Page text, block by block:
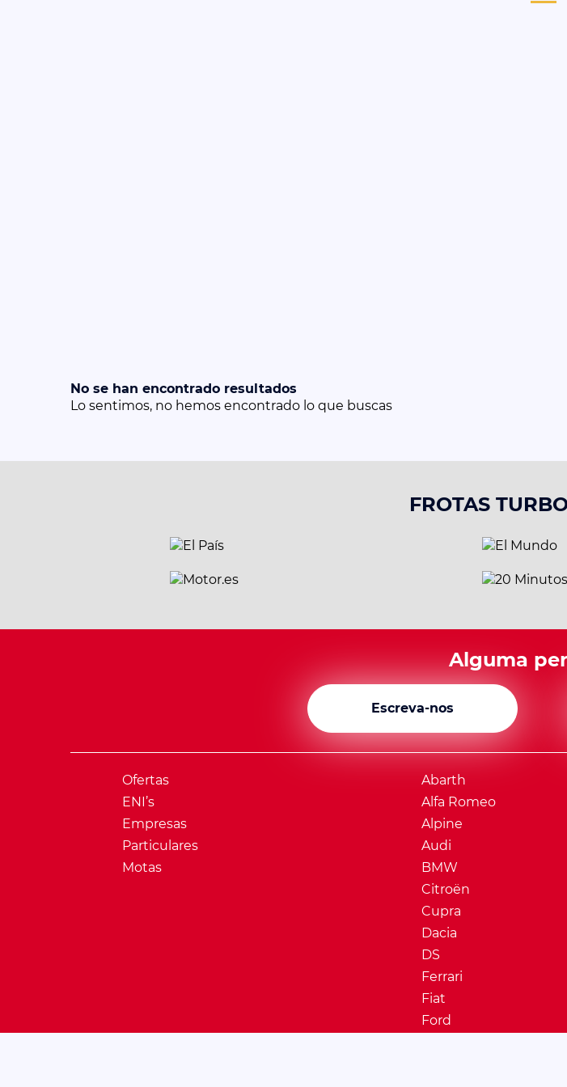
No se han encontrado resultados
Lo sentimos, no hemos encontrado lo que buscas
FROTAS
Alguma
Escreva-nos
Ofertas
ENI’s
Empresas
Particulares
Motas
Abarth
Alfa Romeo
Alpine
Audi
BMW
Citroën
Cupra
Dacia
DS
Ferrari
Fiat
Ford